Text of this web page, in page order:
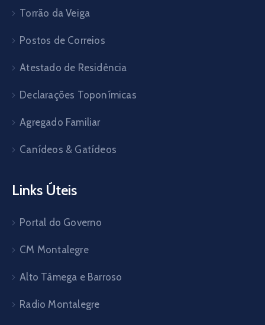
Torrão da Veiga
Postos de Correios
Atestado de Residência
Declarações Toponímicas
Agregado Familiar
Canídeos & Gatídeos
Links Úteis
Portal do Governo
CM Montalegre
Alto Tâmega e Barroso
Radio Montalegre